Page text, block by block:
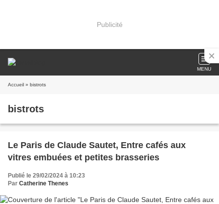
Publicité
MENU
Accueil » bistrots
bistrots
Le Paris de Claude Sautet, Entre cafés aux
vitres embuées et petites brasseries
Publié le 29/02/2024 à 10:23
Par Catherine Thenes